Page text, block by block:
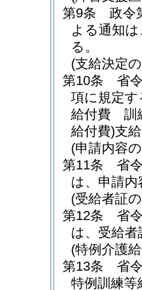
第9条
政令
よる通知
る。
(支給決定
第10条
省
項に規定
給付費 訓
給付費)支給
(申請内容
第11条
省
は、申請
(受給者証
第12条
省
は、受給
(特例介護
第13条
省
特例訓練等